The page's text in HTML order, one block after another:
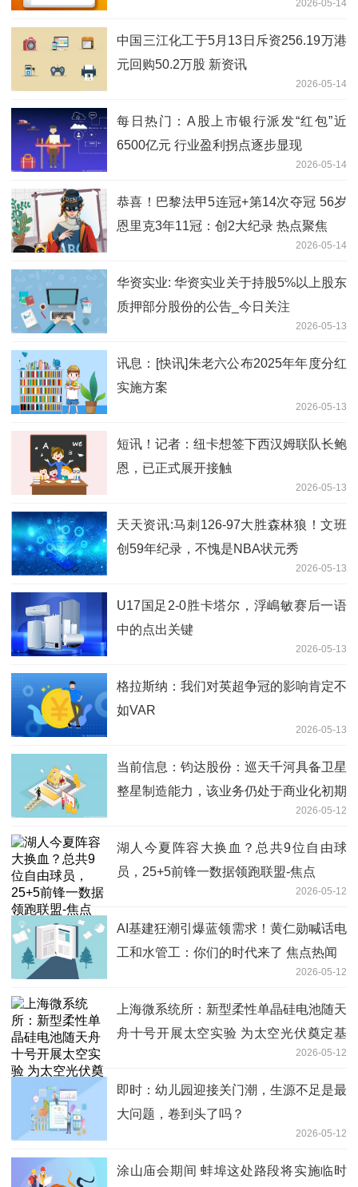
2026-05-14
中国三江化工于5月13日斥资256.19万港
元回购50.2万股 新资讯
2026-05-14
每日热门：A股上市银行派发“红包”近
6500亿元 行业盈利拐点逐步显现
2026-05-14
恭喜！巴黎法甲5连冠+第14次夺冠 56岁
恩里克3年11冠：创2大纪录 热点聚焦
2026-05-14
华资实业: 华资实业关于持股5%以上股东
质押部分股份的公告_今日关注
2026-05-13
讯息：[快讯]朱老六公布2025年年度分红
实施方案
2026-05-13
短讯！记者：纽卡想签下西汉姆联队长鲍
恩，已正式展开接触
2026-05-13
天天资讯:马刺126-97大胜森林狼！文班
创59年纪录，不愧是NBA状元秀
2026-05-13
U17国足2-0胜卡塔尔，浮嶋敏赛后一语
中的点出关键
2026-05-13
格拉斯纳：我们对英超争冠的影响肯定不
如VAR
2026-05-13
当前信息：钧达股份：巡天千河具备卫星
整星制造能力，该业务仍处于商业化初期
2026-05-12
湖人今夏阵容大换血？总共9位自由球
员，25+5前锋一数据领跑联盟-焦点
2026-05-12
AI基建狂潮引爆蓝领需求！黄仁勋喊话电
工和水管工：你们的时代来了 焦点热闻
2026-05-12
上海微系统所：新型柔性单晶硅电池随天
舟十号开展太空实验 为太空光伏奠定基
2026-05-12
即时：幼儿园迎接关门潮，生源不足是最
大问题，卷到头了吗？
2026-05-12
涂山庙会期间 蚌埠这处路段将实施临时